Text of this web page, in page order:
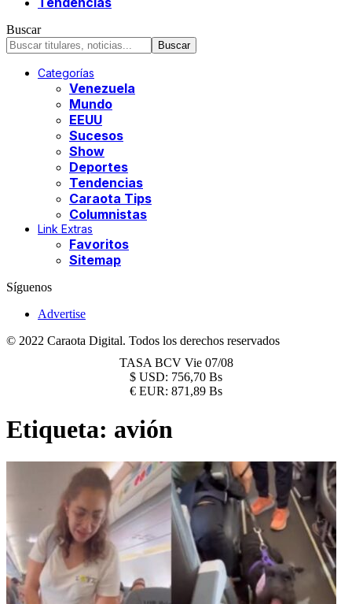
Buscar
Categorías
Venezuela
Mundo
EEUU
Sucesos
Show
Deportes
Tendencias
Caraota Tips
Columnistas
Link Extras
Favoritos
Sitemap
Síguenos
Advertise
© 2022 Caraota Digital. Todos los derechos reservados
TASA BCV Vie 07/08
$ USD: 756,70 Bs
€ EUR: 871,89 Bs
Etiqueta: avión